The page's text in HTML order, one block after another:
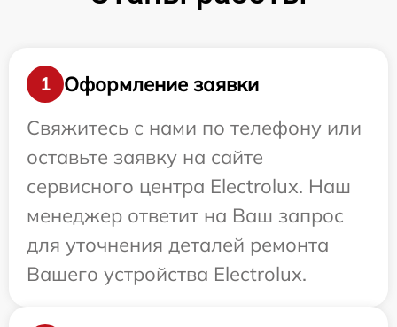
1
Оформление заявки
Свяжитесь с нами по телефону или
оставьте заявку на сайте
сервисного центра Electrolux. Наш
менеджер ответит на Ваш запрос
для уточнения деталей ремонта
Вашего устройства Electrolux.